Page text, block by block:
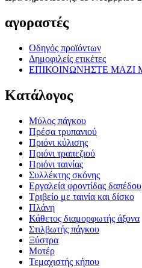
αγοραστές
Οδηγός προϊόντων
Δημοφιλείς ετικέτες
ΕΠΙΚΟΙΝΩΝΗΣΤΕ ΜΑΖΙ
Κατάλογος
Μύλος πάγκου
Πρέσα τρυπανιού
Πριόνι κύλισης
Πριόνι τραπεζιού
Πριόνι ταινίας
Συλλέκτης σκόνης
Εργαλεία φροντίδας δαπέδου
Τριβείο με ταινία και δίσκο
Πλάνη
Κάθετος διαμορφωτής άξονα
Στιλβωτής πάγκου
Ξύστρα
Μοτέρ
Τεμαχιστής κήπου